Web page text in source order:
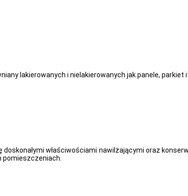
lakierowanych i nielakierowanych jak panele, parkiet
właściwościami nawilżającymi oraz
pomieszczeniach.